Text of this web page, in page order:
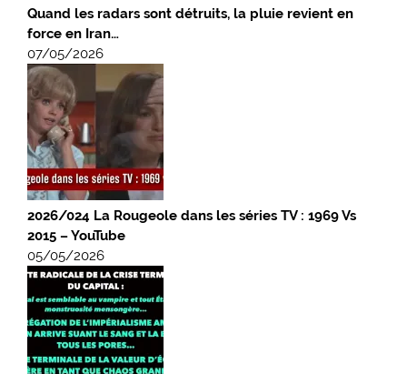
Quand les radars sont détruits, la pluie revient en
force en Iran…
07/05/2026
2026/024 La Rougeole dans les séries TV : 1969 Vs
2015 – YouTube
05/05/2026